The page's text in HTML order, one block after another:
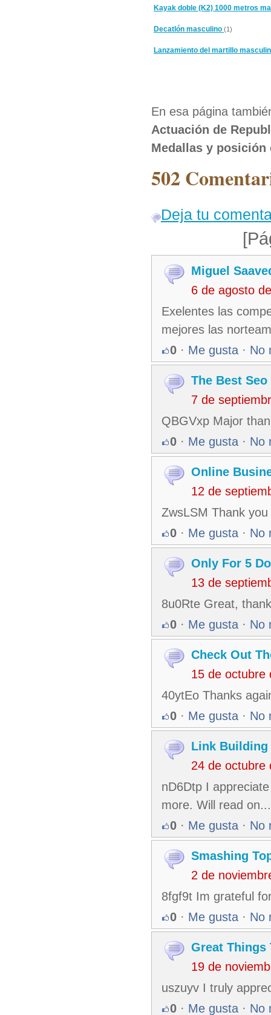
Kayak doble (K2) 1000 metros
Decatlón masculino (1)
Lanzamiento del martillo
En esa página
Actuación de
Medallas y posición
502
Deja tu
Miguel
6 de agosto
Exelentes las
mejores las
0 · Me gusta · No
The Best
7 de
QBGVxp Major
0 · Me gusta · No
Online
12 de
ZwsLSM Thank
0 · Me gusta · No
Only For 5
13 de
8u0Rte Great,
0 · Me gusta · No
Check Out
15 de octubre
40ytEo Thanks
0 · Me gusta · No
Link Building
24 de octubre
nD6Dtp I
more. Will read on...
0 · Me gusta · No
Smashing
2 de
8fgf9t Im grateful
0 · Me gusta · No
Great Things
19 de
uszuyv I truly
0 · Me gusta · No